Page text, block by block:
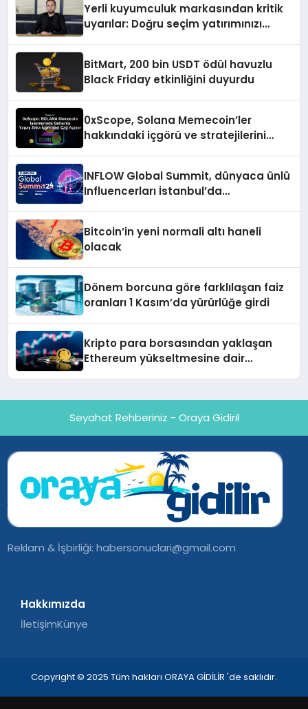
Yerli kuyumculuk markasından kritik
uyarılar: Doğru seçim yatırımınızı
BitMart, 200 bin USDT ödül havuzlu
Black Friday etkinliğini duyurdu
0xScope, Solana Memecoin’ler
hakkındaki içgörü ve stratejilerini
INFLOW Global Summit, dünyaca ünlü
Influencerları İstanbul’da
Bitcoin’in yeni normali altı haneli
olacak
Dönem borcuna göre farklılaşan faiz
oranları 1 Kasım’da yürürlüğe girdi
Kripto para borsasından yaklaşan
Ethereum yükseltmesine dair
Seyahat Rehberiniz - Oraya Gidiril
Reklam & İşbirliği:habersonuclari@gmail.com
Hakkımızda
İletişimKünye
Copyright © 2025 Tüm hakları ORAYA GİDİLİR 'de saklıdır.